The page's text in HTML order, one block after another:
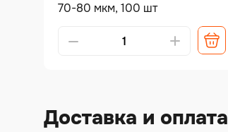
70-80 мкм, 100 шт
Доставка и оплата